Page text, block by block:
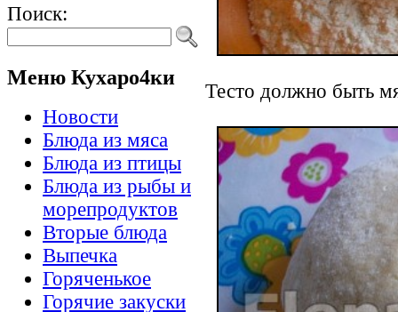
Поиск:
Меню Кухаро4ки
Новости
Блюда из мяса
Блюда из птицы
Блюда из рыбы и
морепродуктов
Вторые блюда
Выпечка
Горяченькое
Горячие закуски
Тесто должно быть